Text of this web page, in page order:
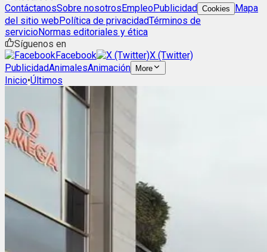
ContáctanosSobre nosotrosEmpleoPublicidad Cookies
Mapa
del sitio webPolítica de privacidadTérminos de
servicioNormas editoriales y ética
Síguenos en
Facebook
X (Twitter)
PublicidadAnimalesAnimación More
Inicio•Últimos